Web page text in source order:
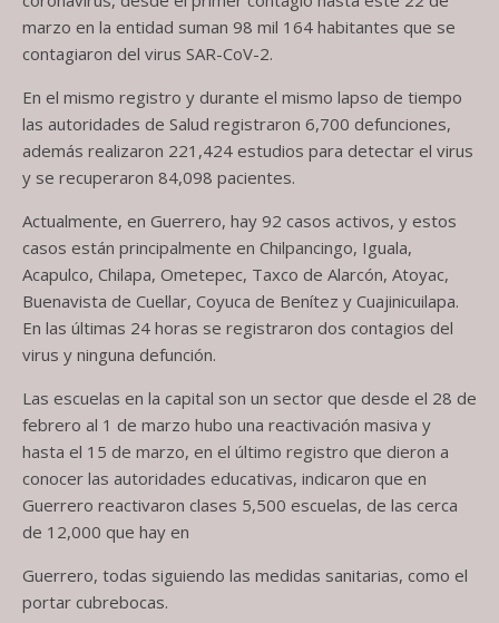
marzo en la entidad suman 98 mil 164 habitantes que se
contagiaron del virus SAR-CoV-2.
En el mismo registro y durante el mismo lapso de tiempo
las autoridades de Salud registraron 6,700 defunciones,
además realizaron 221,424 estudios para detectar el virus
y se recuperaron 84,098 pacientes.
Actualmente, en Guerrero, hay 92 casos activos, y estos
casos están principalmente en Chilpancingo, Iguala,
Acapulco, Chilapa, Ometepec, Taxco de Alarcón, Atoyac,
Buenavista de Cuellar, Coyuca de Benítez y Cuajinicuilapa.
En las últimas 24 horas se registraron dos contagios del
virus y ninguna defunción.
Las escuelas en la capital son un sector que desde el 28 de
febrero al 1 de marzo hubo una reactivación masiva y
hasta el 15 de marzo, en el último registro que dieron a
conocer las autoridades educativas, indicaron que en
Guerrero reactivaron clases 5,500 escuelas, de las cerca
de 12,000 que hay en
Guerrero, todas siguiendo las medidas sanitarias, como el
portar cubrebocas.